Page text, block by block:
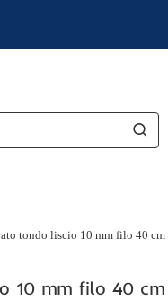
10 mm filo 40 cm
tondo liscio 10 mm filo 40 cm